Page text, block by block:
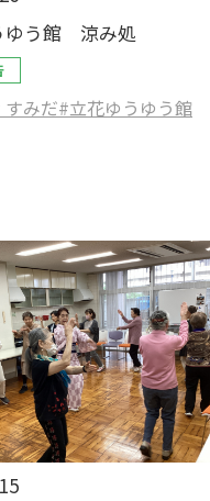
ゆう館 涼み処
すみだ#立花ゆうゆう館